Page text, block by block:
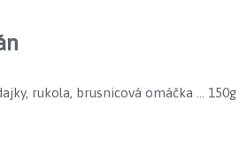
rukola, brusnicová omáčka … 150g